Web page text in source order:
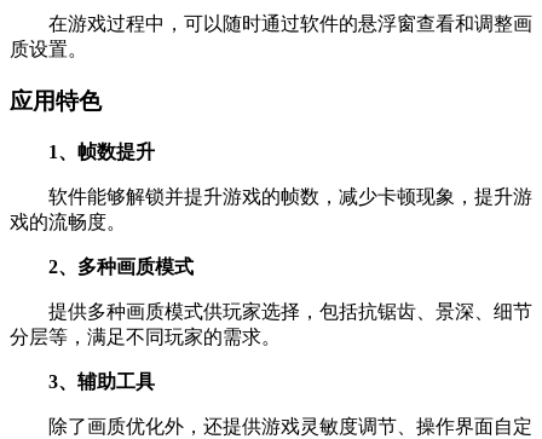
在游戏过程中，可以随时通过软件的悬浮窗查看和调整画
质设置。
应用特色
1、帧数提升
软件能够解锁并提升游戏的帧数，减少卡顿现象，提升游
戏的流畅度。
2、多种画质模式
提供多种画质模式供玩家选择，包括抗锯齿、景深、细节
分层等，满足不同玩家的需求。
3、辅助工具
除了画质优化外，还提供游戏灵敏度调节、操作界面自定